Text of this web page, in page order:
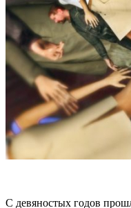
С девяностых годов